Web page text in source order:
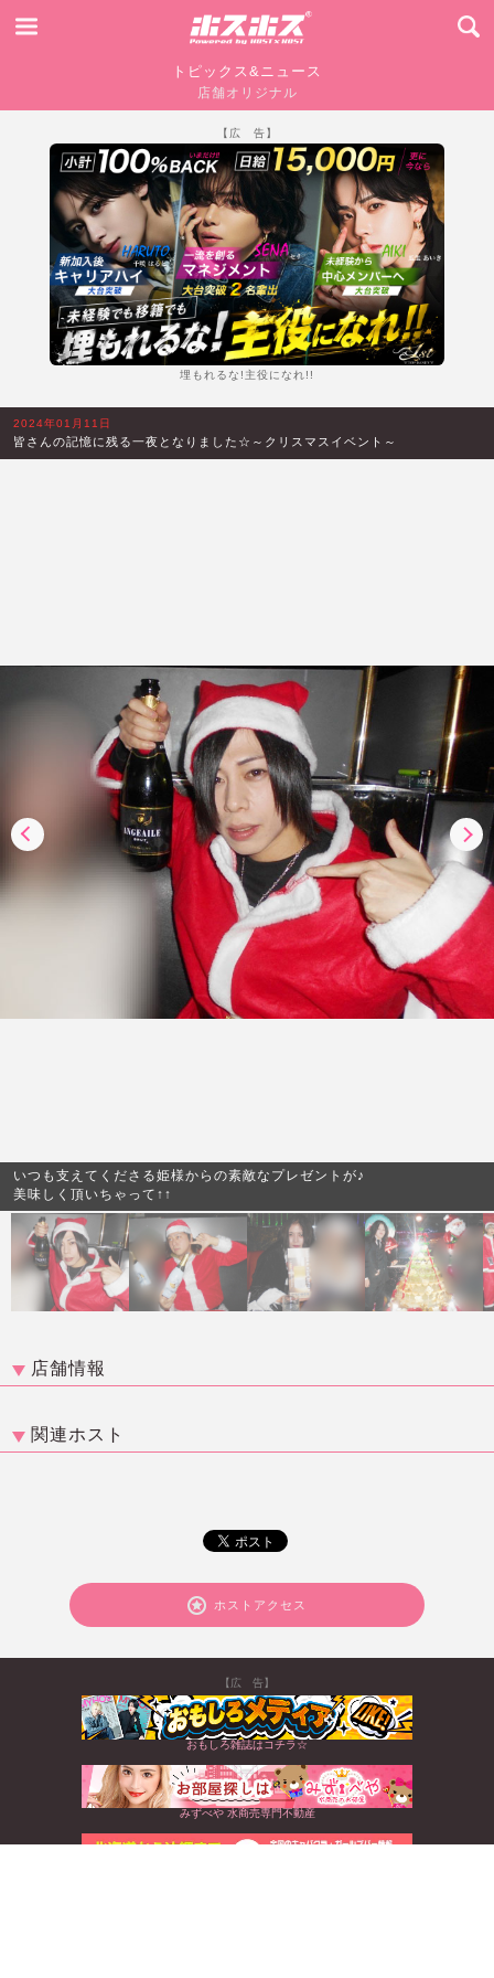
トピックス&ニュース
店舗オリジナル
【広 告】
埋もれるな!主役になれ!!
2024年01月11日
皆さんの記憶に残る一夜となりました☆～クリスマスイベント～
いつも支えてくださる姫様からの素敵なプレゼントが♪
美味しく頂いちゃって↑↑
店舗情報
関連ホスト
ホストアクセス
【広 告】
おもしろ雑誌はコチラ☆
みずべや 水商売専門不動産